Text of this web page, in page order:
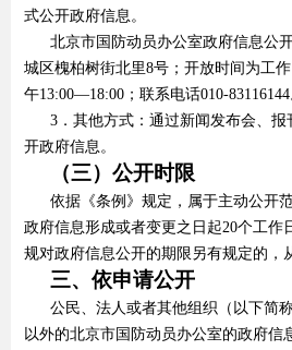
式公开政府信息。
北京市国防动员办公室政府信息公
城区槐柏树街北里8号；开放时间为工
午13:00—18:00；联系电话010-83116144
3．其他方式：通过新闻发布会、报
开政府信息。
（三）公开时限
依据《条例》规定，属于主动公开
政府信息形成或者变更之日起20个工作
规对政府信息公开的期限另有规定的，
三、依申请公开
公民、法人或者其他组织（以下简
以外的北京市国防动员办公室的政府信